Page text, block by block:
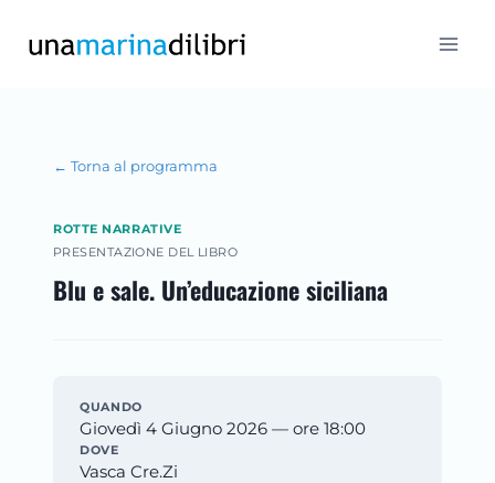
← Torna al programma
ROTTE NARRATIVE
PRESENTAZIONE DEL LIBRO
Blu e sale. Un’educazione siciliana
QUANDO
Giovedì 4 Giugno 2026 — ore 18:00
DOVE
Vasca Cre.Zi